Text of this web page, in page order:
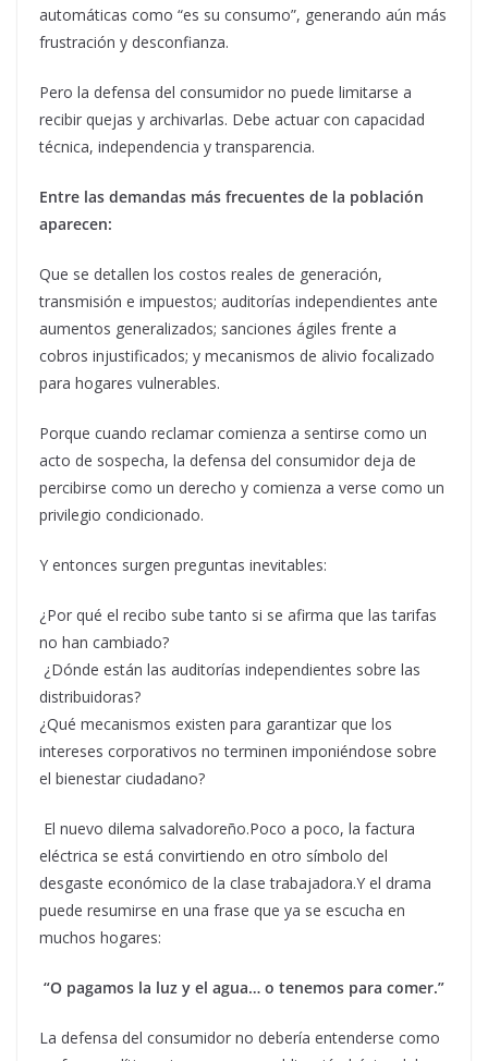
automáticas como “es su consumo”, generando aún más
frustración y desconfianza.
Pero la defensa del consumidor no puede limitarse a
recibir quejas y archivarlas. Debe actuar con capacidad
técnica, independencia y transparencia.
Entre las demandas más frecuentes de la población
aparecen:
Que se detallen los costos reales de generación,
transmisión e impuestos; auditorías independientes ante
aumentos generalizados; sanciones ágiles frente a
cobros injustificados; y mecanismos de alivio focalizado
para hogares vulnerables.
Porque cuando reclamar comienza a sentirse como un
acto de sospecha, la defensa del consumidor deja de
percibirse como un derecho y comienza a verse como un
privilegio condicionado.
Y entonces surgen preguntas inevitables:
¿Por qué el recibo sube tanto si se afirma que las tarifas
no han cambiado?
¿Dónde están las auditorías independientes sobre las
distribuidoras?
¿Qué mecanismos existen para garantizar que los
intereses corporativos no terminen imponiéndose sobre
el bienestar ciudadano?
El nuevo dilema salvadoreño.Poco a poco, la factura
eléctrica se está convirtiendo en otro símbolo del
desgaste económico de la clase trabajadora.Y el drama
puede resumirse en una frase que ya se escucha en
muchos hogares:
“O pagamos la luz y el agua… o tenemos para comer.”
La defensa del consumidor no debería entenderse como